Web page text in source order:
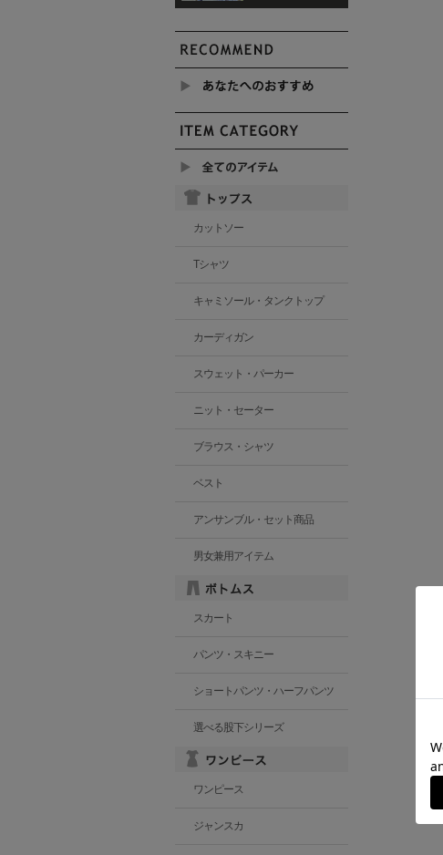
カットソー
Tシャツ
キャミソール・タンクトップ
カーディガン
スウェット・パーカー
ニット・セーター
ブラウス・シャツ
ベスト
アンサンブル・セット商品
男女兼用アイテム
スカート
パンツ・スキニー
ショートパンツ・ハーフパンツ
選べる股下シリーズ
ワンピース
ジャンスカ